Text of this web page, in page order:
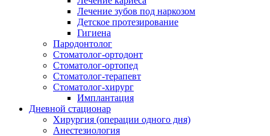
Лечение зубов под наркозом
Детское протезирование
Гигиена
Пародонтолог
Стоматолог-ортодонт
Стоматолог-ортопед
Стоматолог-терапевт
Стоматолог-хирург
Имплантация
Дневной стационар
Хирургия (операции одного дня)
Анестезиология